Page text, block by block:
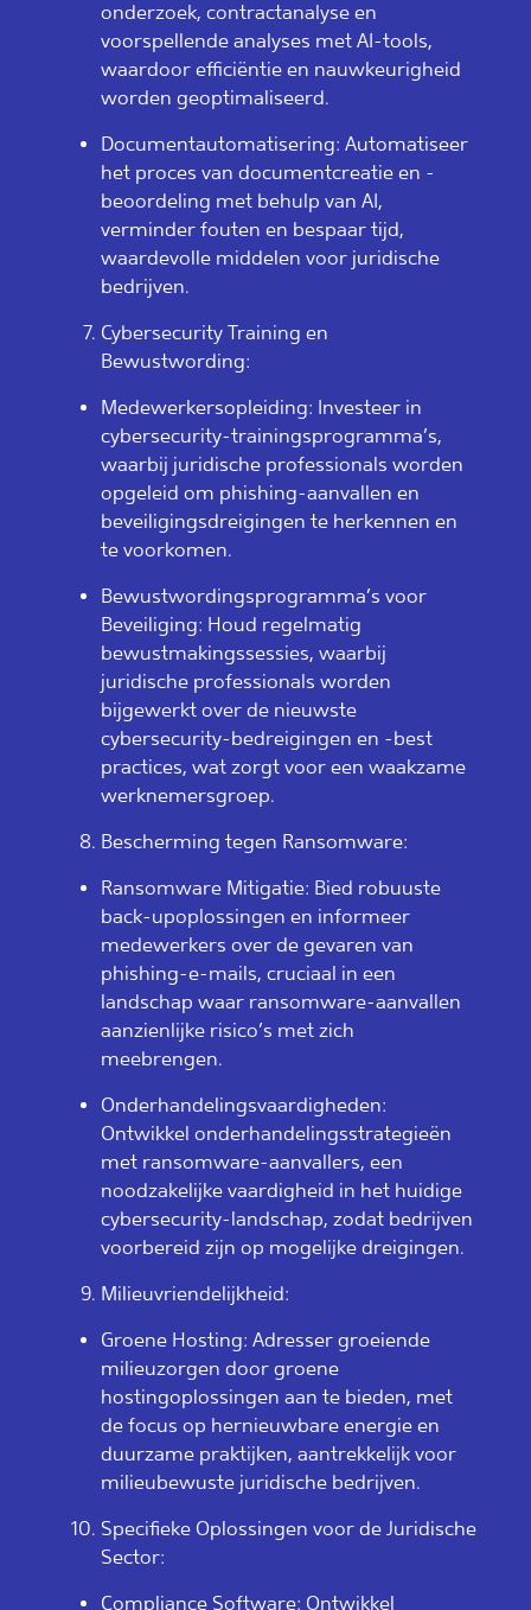
onderzoek, contractanalyse en
voorspellende analyses met AI-tools,
waardoor efficiëntie en nauwkeurigheid
worden geoptimaliseerd.
Documentautomatisering: Automatiseer
het proces van documentcreatie en -
beoordeling met behulp van AI,
verminder fouten en bespaar tijd,
waardevolle middelen voor juridische
bedrijven.
Cybersecurity Training en
Bewustwording:
Medewerkersopleiding: Investeer in
cybersecurity-trainingsprogramma’s,
waarbij juridische professionals worden
opgeleid om phishing-aanvallen en
beveiligingsdreigingen te herkennen en
te voorkomen.
Bewustwordingsprogramma’s voor
Beveiliging: Houd regelmatig
bewustmakingssessies, waarbij
juridische professionals worden
bijgewerkt over de nieuwste
cybersecurity-bedreigingen en -best
practices, wat zorgt voor een waakzame
werknemersgroep.
Bescherming tegen Ransomware:
Ransomware Mitigatie: Bied robuuste
back-upoplossingen en informeer
medewerkers over de gevaren van
phishing-e-mails, cruciaal in een
landschap waar ransomware-aanvallen
aanzienlijke risico’s met zich
meebrengen.
Onderhandelingsvaardigheden:
Ontwikkel onderhandelingsstrategieën
met ransomware-aanvallers, een
noodzakelijke vaardigheid in het huidige
cybersecurity-landschap, zodat bedrijven
voorbereid zijn op mogelijke dreigingen.
Milieuvriendelijkheid:
Groene Hosting: Adresser groeiende
milieuzorgen door groene
hostingoplossingen aan te bieden, met
de focus op hernieuwbare energie en
duurzame praktijken, aantrekkelijk voor
milieubewuste juridische bedrijven.
Specifieke Oplossingen voor de Juridische
Sector:
Compliance Software: Ontwikkel